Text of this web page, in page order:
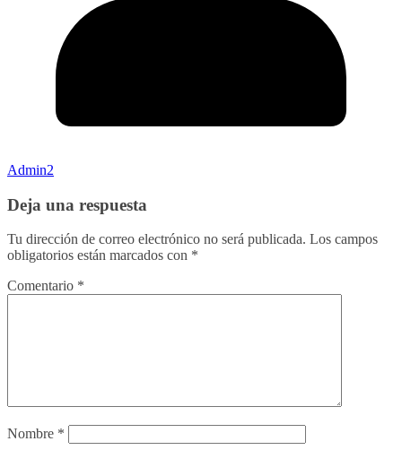
Admin2
Deja una respuesta
Tu dirección de correo electrónico no será publicada. Los campos
obligatorios están marcados con *
Comentario *
Nombre *